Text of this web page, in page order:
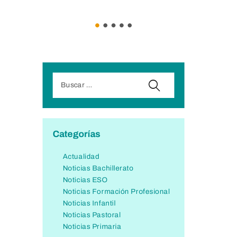
Categorías
Actualidad
Noticias Bachillerato
Noticias ESO
Noticias Formación Profesional
Noticias Infantil
Noticias Pastoral
Noticias Primaria